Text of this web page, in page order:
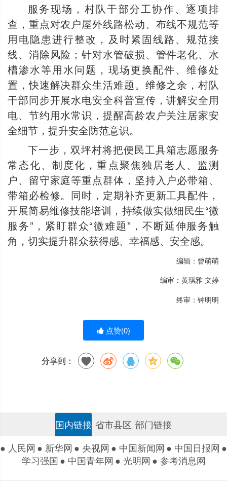
服务现场，村队干部分工协作、逐项排
查，重点对农户屋外线路松动、布线不规范等
用电隐患进行整改，及时紧固线路、规范接
线、消除风险；针对水管破损、管件老化、水
槽渗水等用水问题，现场更换配件、维修处
置，快速解决群众生活难题。维修之余，村队
干部同步开展水电安全科普宣传，讲解安全用
电、节约用水常识，提醒高龄农户关注居家安
全细节，提升安全防范意识。
下一步，双坪村将把便民工具箱志愿服务
常态化、制度化，重点聚焦独居老人、监测
户、留守家庭等重点群体，坚持入户必带箱、
带箱必检修。同时，定期补齐更新工具配件，
开展简易维修技能培训，持续做实做细民生“微
服务”，紧盯群众“微难题”，不断延伸服务触
角，切实提升群众获得感、幸福感、安全感。
编辑：曾萌萌
编审：黄琪雅 文婷
终审：钟明明
点赞(0)
分享到：
国内链接 省市县区 部门链接
● 人民网 ● 新华网 ● 央视网 ● 中国新闻网 ● 中国日报网 ●
学习强国● 中国青年网 ● 光明网 ● 参考消息网